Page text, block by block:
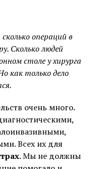
операций в
Сколько людей
столе у хирурга
как только дело
очень много.
Всех их для
Мы не должны